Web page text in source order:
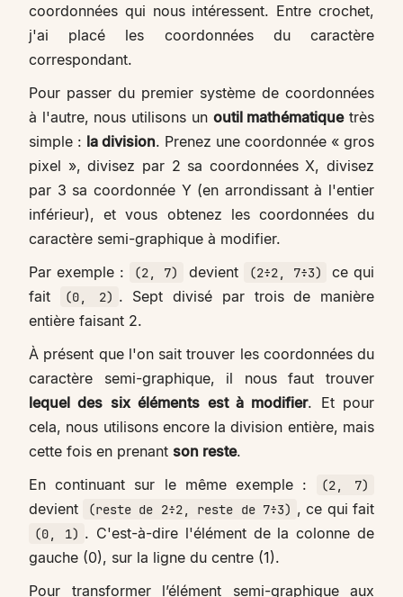
coordonnées qui nous intéressent. Entre crochet,
j'ai placé les coordonnées du caractère
correspondant.
Pour passer du premier système de coordonnées
à l'autre, nous utilisons un outil mathématiquetrès
simple : la division. Prenez une coordonnée « gros
pixel », divisez par 2 sa coordonnées X, divisez
par 3 sa coordonnée Y (en arrondissant à l'entier
inférieur), et vous obtenez les coordonnées du
caractère semi-graphique à modifier.
Par exemple :
(2, 7) devient (2÷2, 7÷3)
ce qui
fait
(0, 2) . Sept divisé par trois de manière
entière faisant 2.
À présent que l'on sait trouver les coordonnées du
caractère semi-graphique, il nous faut trouver
lequel des six éléments est à modifier. Et pour
cela, nous utilisons encore la division entière, mais
cette fois en prenant son reste.
En continuant sur le même exemple :
(2, 7)
devient (reste de 2÷2, reste de 7÷3) , ce qui fait
(0, 1) . C'est-à-dire l'élément de la colonne de
gauche (0), sur la ligne du centre (1).
Pour transformer l’élément semi-graphique aux